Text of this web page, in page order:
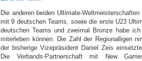
Die anderen beiden Ultimate-
mit 9 deutschen Teams, sowie die erste U23
deutschen Teams und zweimal Bronze habe
miterleben können. Die Zahl der Regionalligen
der bisherige Vizepräsident Daniel Zeis
Die Verbands-Partnerschaft mit New